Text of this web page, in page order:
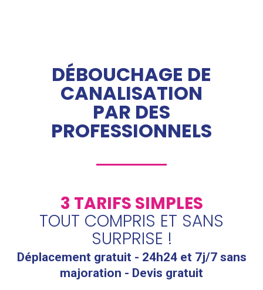
DÉBOUCHAGE DE
CANALISATION
PAR DES
PROFESSIONNELS
3 TARIFS SIMPLES
TOUT COMPRIS ET SANS
SURPRISE !
Déplacement gratuit - 24h24 et 7j/7 sans
majoration - Devis gratuit